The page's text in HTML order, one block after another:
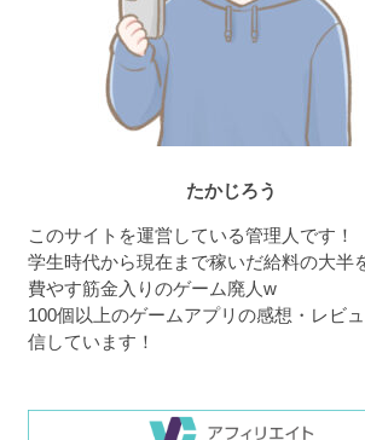
たかじろう
このサイトを運営している管理人です！
学生時代から現在まで稼いだ給料の大半
費やす筋金入りのゲーム廃人w
100個以上のゲームアプリの感想・レビ
信しています！